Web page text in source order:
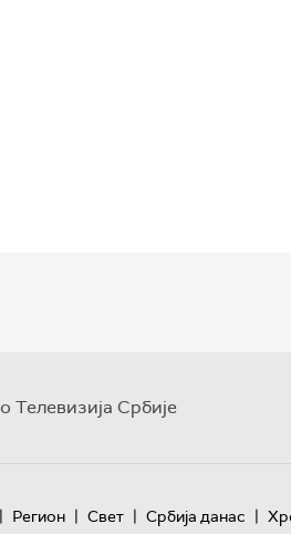
Телевизија Србије
| Регион | Свет | Србија данас |